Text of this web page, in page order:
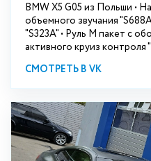
BMW X5 G05 из Польши •
объемного звучания
"S323A" • Руль М пакет с
активного круиз контроля
СМОТРЕТЬ В VK